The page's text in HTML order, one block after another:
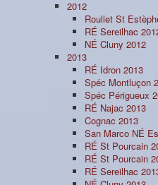
2012
Roullet St
RÉ Sereilhac
NÉ Cluny 2012
2013
RÉ Idron 2013
Spéc Montluçon
Spéc Périgueux
RÉ Najac 2013
Cognac 2013
San Marco NÉ
RÉ St Pourcain
RÉ St Pourcain
RÉ Sereilhac